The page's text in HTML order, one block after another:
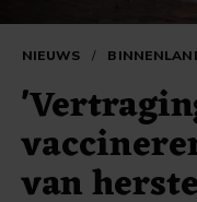
NIEUWS /
van